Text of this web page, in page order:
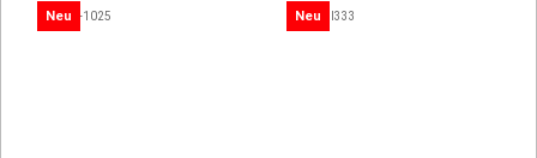
Neu Neu